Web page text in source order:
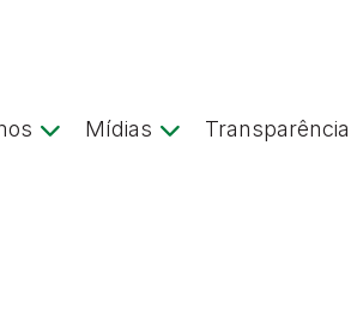
Mídias Transparência